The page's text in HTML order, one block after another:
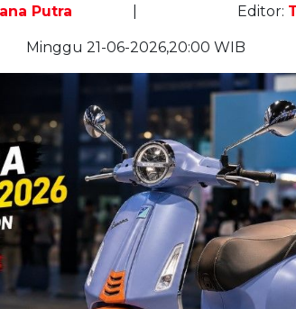
Putra Editor:
Minggu 21-06-2026,20:00 WIB